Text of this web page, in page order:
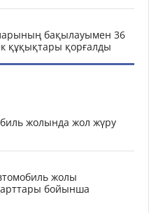
бақылауымен 36
құқықтары қорғалды
жолында жол жүру
жолы
бойынша